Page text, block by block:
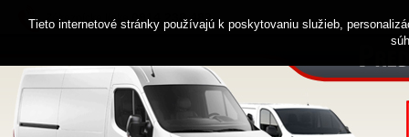
Zákaznícka linka 0914 238 482
Tieto internetové stránky používajú k poskytovaniu služieb,